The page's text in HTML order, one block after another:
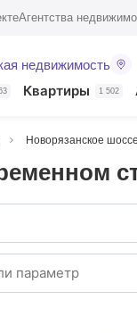
Агентства
недвижимость
Квартиры 1 502
Новорязанское шоссе